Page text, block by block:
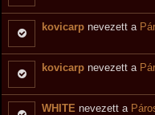
kovicarp nevezett a
kovicarp nevezett a
WHITE nevezett a